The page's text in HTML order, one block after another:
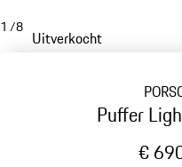
1 /8
Uitverkocht
Puffer
€